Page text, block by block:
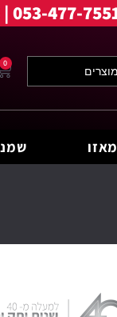
053-477-7551 | 08-940-
0